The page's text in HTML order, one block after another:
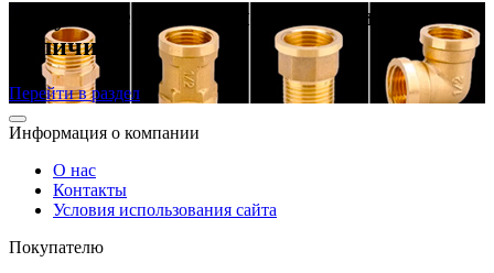
Латунные резьбовые фитинги в
наличии
Перейти в раздел
Информация о компании
О нас
Контакты
Условия использования сайта
Покупателю